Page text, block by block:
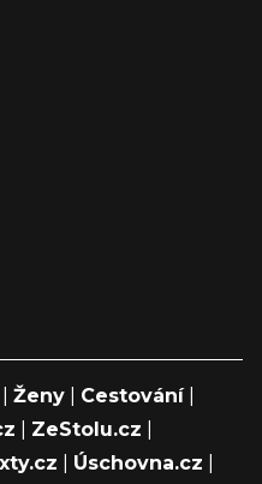
Ženy Cestování|
ZeStolu.cz
Úschovna.cz